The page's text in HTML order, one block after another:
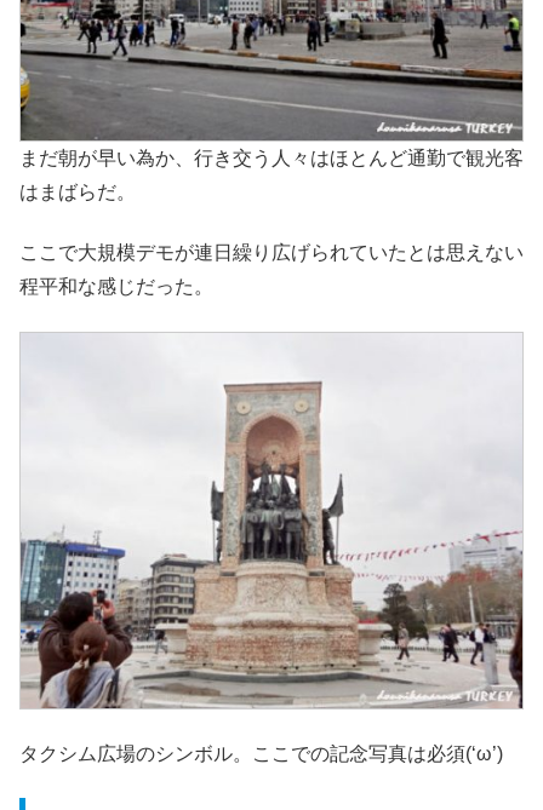
まだ朝が早い為か、行き交う人々はほとんど通勤で観光客
はまばらだ。
ここで大規模デモが連日繰り広げられていたとは思えない
程平和な感じだった。
タクシム広場のシンボル。ここでの記念写真は必須(‘ω’)